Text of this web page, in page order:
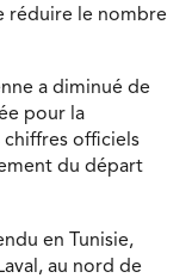
réduire le nombre
a diminué de
pour la
chiffres officiels
du départ
en Tunisie,
au nord de